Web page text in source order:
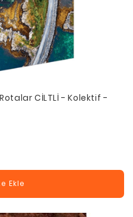
CİLTLİ - Kolektif -
Ekle